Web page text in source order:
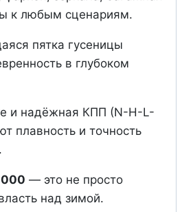
к любым сценариям.
пятка гусеницы
в глубоком
и надёжная КПП (N-H-L-
плавность и точность
— это не просто
над зимой.